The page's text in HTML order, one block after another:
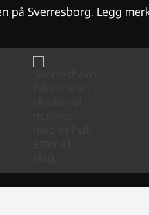
på Sverresborg. Legg